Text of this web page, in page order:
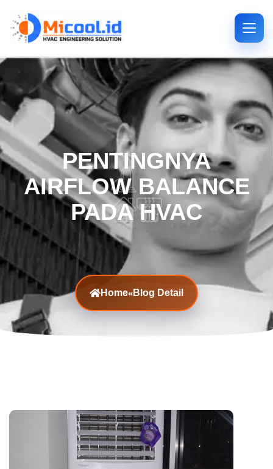
PENTINGNYA
AIRFLOW BALANCE
PADA HVAC
Home«Blog Detail